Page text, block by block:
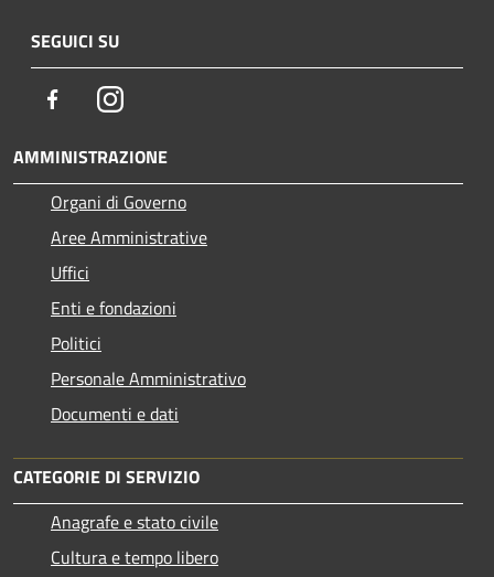
SEGUICI SU
FacebookInstagram
AMMINISTRAZIONE
Organi di Governo
Aree Amministrative
Uffici
Enti e fondazioni
Politici
Personale Amministrativo
Documenti e dati
CATEGORIE DI SERVIZIO
Anagrafe e stato civile
Cultura e tempo libero